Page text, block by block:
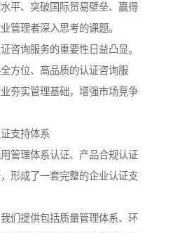
平、突破国际贸易壁垒、赢得
管理者深入思考的课题。
咨询服务的重要性日益凸显。
方位、高品质的认证咨询服
夯实管理基础，增强市场竞争
支持体系
管理体系认证、产品合规认证
形成了一套完整的企业认证支
们提供包括质量管理体系、环